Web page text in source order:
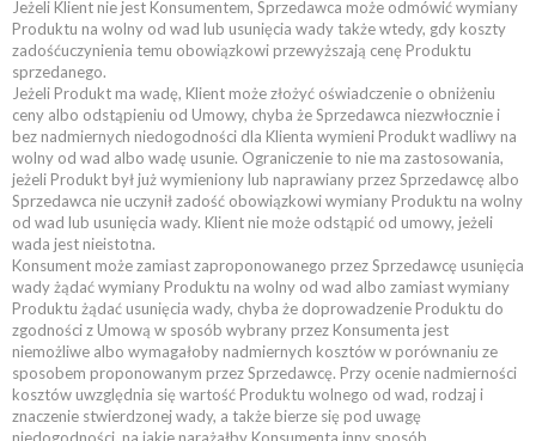
Jeżeli Klient nie jest Konsumentem, Sprzedawca może odmówić wymiany
Produktu na wolny od wad lub usunięcia wady także wtedy, gdy koszty
zadośćuczynienia temu obowiązkowi przewyższają cenę Produktu
sprzedanego.
Jeżeli Produkt ma wadę, Klient może złożyć oświadczenie o obniżeniu
ceny albo odstąpieniu od Umowy, chyba że Sprzedawca niezwłocznie i
bez nadmiernych niedogodności dla Klienta wymieni Produkt wadliwy na
wolny od wad albo wadę usunie. Ograniczenie to nie ma zastosowania,
jeżeli Produkt był już wymieniony lub naprawiany przez Sprzedawcę albo
Sprzedawca nie uczynił zadość obowiązkowi wymiany Produktu na wolny
od wad lub usunięcia wady. Klient nie może odstąpić od umowy, jeżeli
wada jest nieistotna.
Konsument może zamiast zaproponowanego przez Sprzedawcę usunięcia
wady żądać wymiany Produktu na wolny od wad albo zamiast wymiany
Produktu żądać usunięcia wady, chyba że doprowadzenie Produktu do
zgodności z Umową w sposób wybrany przez Konsumenta jest
niemożliwe albo wymagałoby nadmiernych kosztów w porównaniu ze
sposobem proponowanym przez Sprzedawcę. Przy ocenie nadmierności
kosztów uwzględnia się wartość Produktu wolnego od wad, rodzaj i
znaczenie stwierdzonej wady, a także bierze się pod uwagę
niedogodności, na jakie narażałby Konsumenta inny sposób